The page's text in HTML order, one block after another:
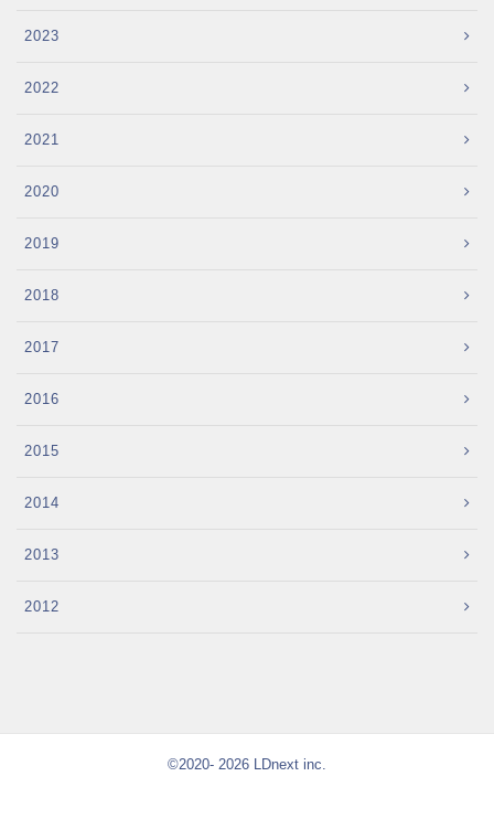
2023
2022
2021
2020
2019
2018
2017
2016
2015
2014
2013
2012
©2020- 2026 LDnext inc.